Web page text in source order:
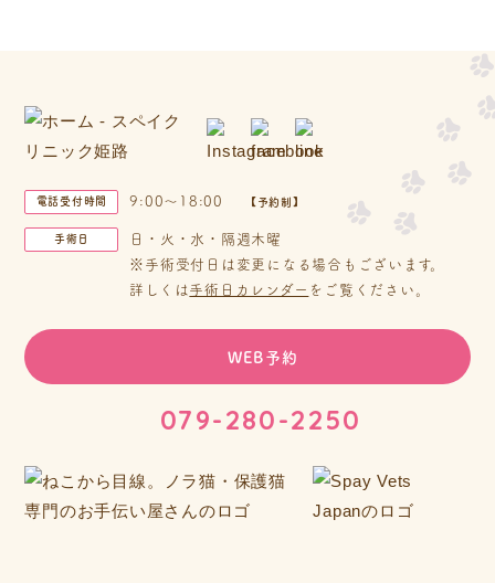
電話受付時間 9:00～18:00 【予約制】
手術日
日・火・水・隔週木曜
※手術受付日は変更になる場合もございます。
詳しくは手術日カレンダー をご覧ください。
WEB予約
079-280-2250